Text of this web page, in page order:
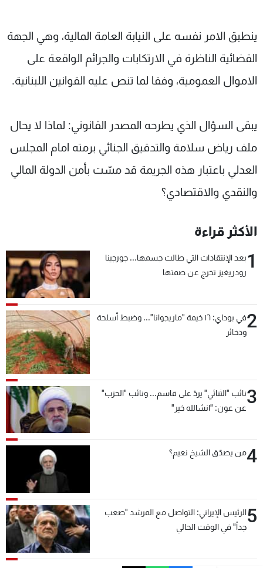
ينطبق الامر نفسه على النيابة العامة المالية، وهي الجهة
القضائية الناظرة في الارتكابات والجرائم الواقعة على
الاموال العمومية، وفقا لما تنص عليه القوانين اللبنانية.
يبقى السؤال الذي يطرحه المصدر القانوني: لماذا لا يحال
ملف رياض سلامة والتدقيق الجنائي برمته امام المجلس
العدلي باعتبار هذه الجريمة قد مسّت بأمن الدولة المالي
والنقدي والاقتصادي؟
الأكثر قراءة
1بعد الإنتقادات التي طالت جسمها... جورجينا
رودريغيز تخرج عن صمتها
2
في بوداي: ١٦ خيمة "ماريجوانا"... وضبط أسلحة
وذخائر
3نائب "الثنائي" يردّ على قاسم... ونائب "الحزب"
عن عون: "انشالله خير"
4من يصدّق الشيخ نعيم؟
5الرئيس الإيراني: التواصل مع المرشد "صعب
جداً" في الوقت الحالي